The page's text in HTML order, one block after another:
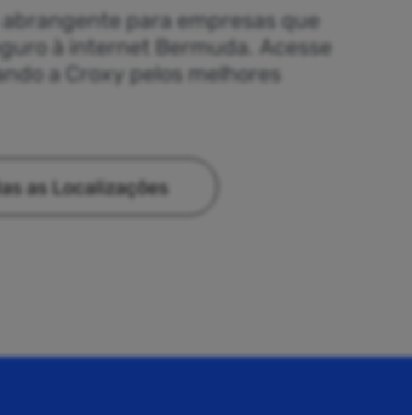
para empresas que
à internet Bermuda. Acesse
a Croxy pelos melhores
as Localizações